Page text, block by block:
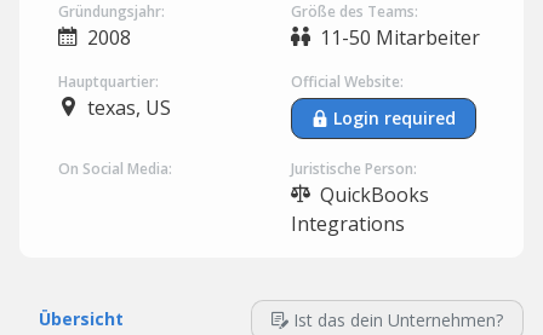
Gründungsjahr:
2008
Größe des Teams:
11-50 Mitarbeiter
Hauptquartier:
texas, US
Official Website:
Login required
On Social Media: Juristische Person:
QuickBooks
Integrations
Übersicht Ist das dein Unternehmen?